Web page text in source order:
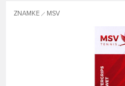
ZNAMKE MSV